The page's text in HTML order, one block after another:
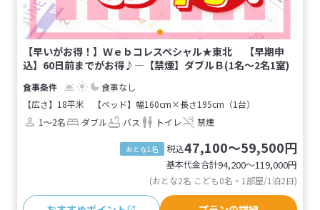
【早いがお得！】Ｗｅｂコレスペシャル★東北 【早期申
込】60日前までがお得♪―【禁煙】ダブルＢ(1名～2名1室)
食事なし
【広さ】18平米
【ベッド】幅160cm×長さ195cm（1台）
1～2名
ダブル バス トイレ 禁煙
おとな1名 税込47,100～59,500円
基本代金合計94,200〜119,000円
(おとな2名 こども0名・1部屋/1泊2日)